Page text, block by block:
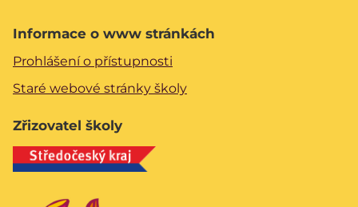
Informace o www stránkách
Prohlášení o přístupnosti
Staré webové stránky školy
Zřizovatel školy